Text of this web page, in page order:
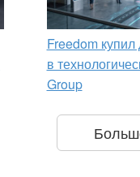
Freedom
в
Group